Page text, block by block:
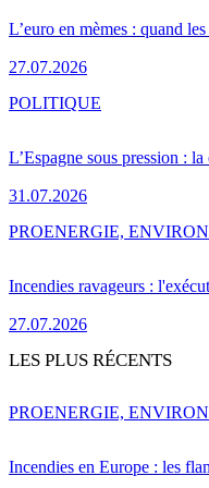
L’euro en mèmes : quand
27.07.2026
L’Espagne sous pression :
31.07.2026
POLITIQUE
Incendies ravageurs :
27.07.2026
PROENERGIE,
LES PLUS RÉCENTS
Incendies en Europe : les
PROENERGIE,